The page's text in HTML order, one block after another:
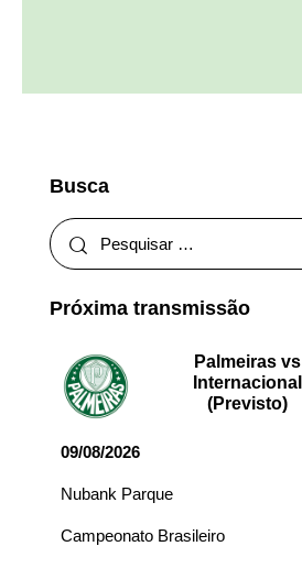
Busca
Próxima transmissão
Palmeiras vs
Internacional
(Previsto)
09/08/2026
Nubank Parque
Campeonato Brasileiro